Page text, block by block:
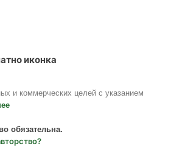
иконка
и коммерческих целей с указанием
обязательна.